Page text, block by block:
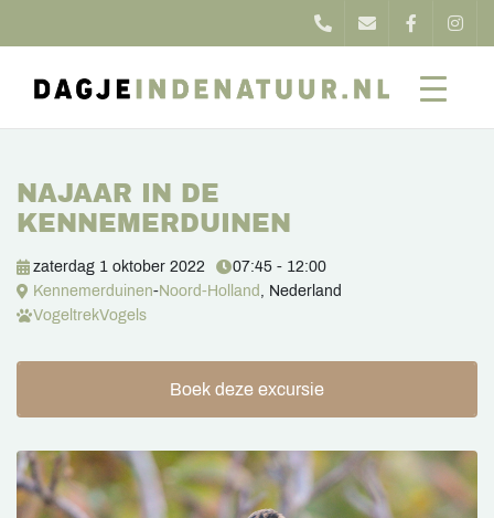
NAJAAR IN DE
KENNEMERDUINEN
zaterdag 1 oktober 2022
07:45 - 12:00
Kennemerduinen-Noord-Holland , Nederland
VogeltrekVogels
Boek deze excursie